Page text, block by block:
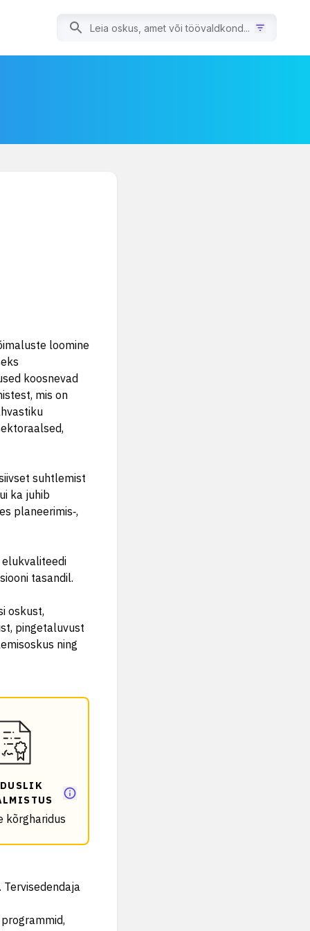
loomine
koosnevad
mis on
suhtlemist
ka juhib
planeerimis‑,
elukvaliteedi
tasandil.
oskust,
pingetaluvust
ning
kõrgharidus